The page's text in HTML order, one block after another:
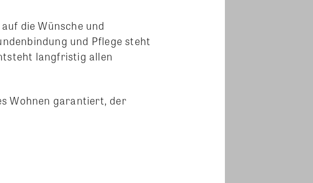
die Wünsche und
und Pflege steht
langfristig allen
Wohnen garantiert, der